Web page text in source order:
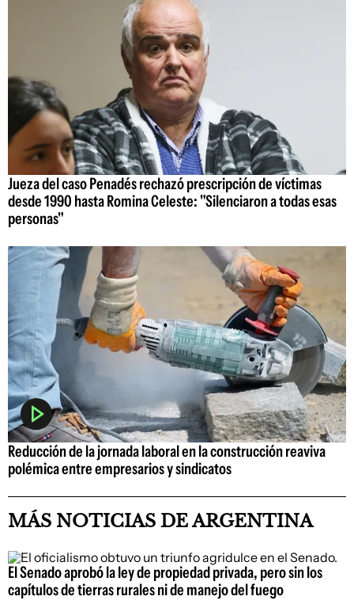
Jueza del caso Penadés rechazó prescripción de víctimas
desde 1990 hasta Romina Celeste: "Silenciaron a todas esas
personas"
Reducción de la jornada laboral en la construcción reaviva
polémica entre empresarios y sindicatos
MÁS NOTICIAS DE ARGENTINA
El Senado aprobó la ley de propiedad privada, pero sin los
capítulos de tierras rurales ni de manejo del fuego